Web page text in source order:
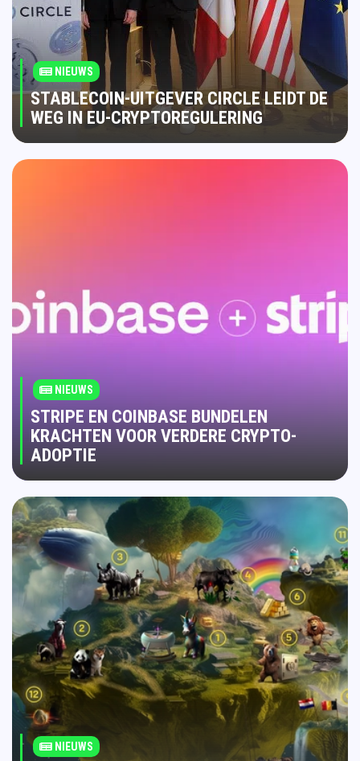
NIEUWS
STABLECOIN-UITGEVER CIRCLE LEIDT DE
WEG IN EU-CRYPTOREGULERING
NIEUWS
STRIPE EN COINBASE BUNDELEN
KRACHTEN VOOR VERDERE CRYPTO-
ADOPTIE
NIEUWS